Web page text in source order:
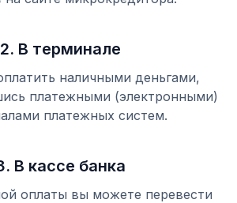
2. В терминале
наличными деньгами,
платежными (электронными)
платежных систем.
В кассе банка
оплаты вы можете перевести